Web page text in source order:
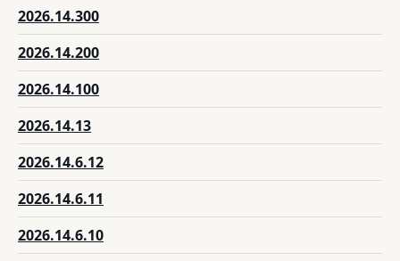
2026.14.300
2026.14.200
2026.14.100
2026.14.13
2026.14.6.12
2026.14.6.11
2026.14.6.10